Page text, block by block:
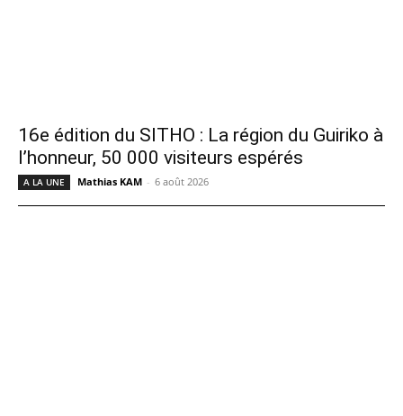
16e édition du SITHO : La région du Guiriko à
l’honneur, 50 000 visiteurs espérés
A LA UNE Mathias KAM - 6 août 2026